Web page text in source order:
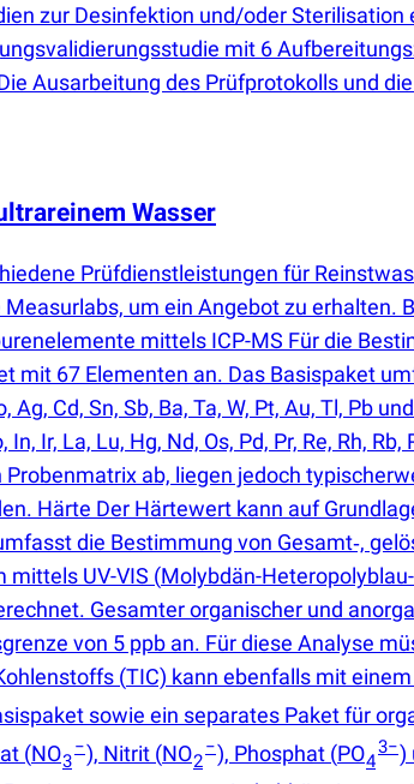
zur Desinfektion und/oder
mit 6
Ausarbeitung des Prüfprotokolls und
Wasser
Prüfdienstleistungen für
um ein Angebot zu
mittels ICP-MS Für die
mit 67 Elementen an. Das Basispaket
Ag, Cd, Sn, Sb, Ba, Ta, W, Pt, Au, Tl, Pb
In, Ir, La, Lu, Hg, Nd, Os, Pd, Pr, Re, Rh,
ab, liegen jedoch
Härte Der Härtewert kann auf
die Bestimmung von Gesamt‑,
mittels UV-VIS (Molybdän-
Gesamter organischer und
von 5 ppb an. Für diese Analyse
(TIC) kann ebenfalls mit
sowie ein separates Paket für
(NO3
−), Nitrit (NO2
−), Phosphat (PO4
3−)